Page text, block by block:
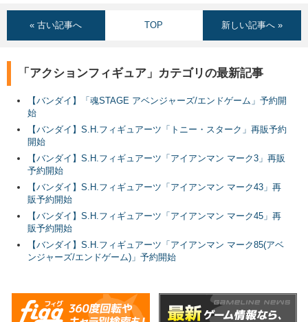
« 古い記事へ TOP 新しい記事へ »
「アクションフィギュア」カテゴリの最新記事
【バンダイ】「魂STAGE アベンジャーズ/エンドゲーム」予約開
始
【バンダイ】S.H.フィギュアーツ「トニー・スターク」再販予約
開始
【バンダイ】S.H.フィギュアーツ「アイアンマン マーク3」再販
予約開始
【バンダイ】S.H.フィギュアーツ「アイアンマン マーク43」再
販予約開始
【バンダイ】S.H.フィギュアーツ「アイアンマン マーク45」再
販予約開始
【バンダイ】S.H.フィギュアーツ「アイアンマン マーク85(アベ
ンジャーズ/エンドゲーム)」予約開始